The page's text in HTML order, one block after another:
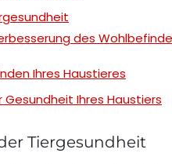
des
Ihres Haustieres
Ihres Haustiers
Tiergesundheit